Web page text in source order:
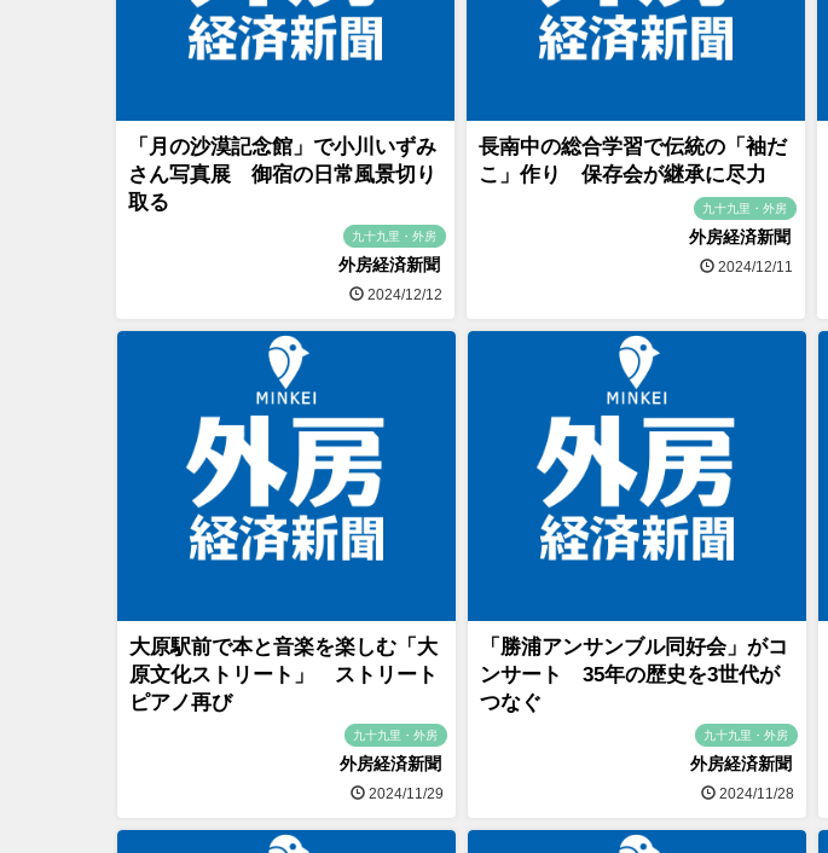
「月の沙漠記念館」で小川いずみ
さん写真展 御宿の日常風景切り
取る
九十九里・外房
外房経済新聞
2024/12/12
長南中の総合学習で伝統の「袖だ
こ」作り 保存会が継承に尽力
九十九里・外房
外房経済新聞
2024/12/11
大原駅前で本と音楽を楽しむ「大
原文化ストリート」 ストリート
ピアノ再び
九十九里・外房
外房経済新聞
2024/11/29
「勝浦アンサンブル同好会」がコ
ンサート 35年の歴史を3世代が
つなぐ
九十九里・外房
外房経済新聞
2024/11/28